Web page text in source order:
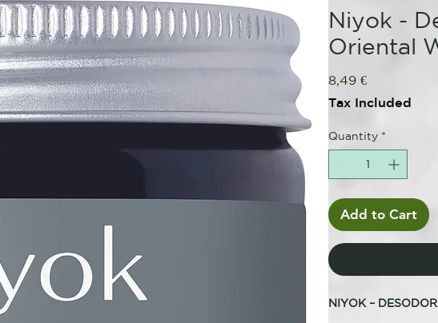
Niyok -
Oriental
8,49 €Price
Tax Included
Quantity *
Add to Cart
NIYOK –